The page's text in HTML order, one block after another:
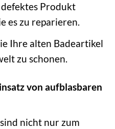
Produkt
es zu reparieren.
Ihre alten Badeartikel
zu schonen.
von aufblasbaren
nicht nur zum